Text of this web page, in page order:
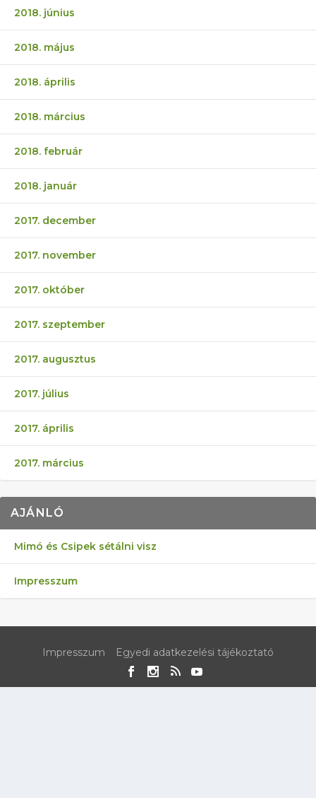
2018. június
2018. május
2018. április
2018. március
2018. február
2018. január
2017. december
2017. november
2017. október
2017. szeptember
2017. augusztus
2017. július
2017. április
2017. március
AJÁNLÓ
Mimó és Csipek sétálni visz
Impresszum
Impresszum Egyedi adatkezelési tájékoztató